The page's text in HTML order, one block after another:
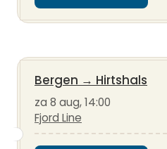
Bergen → Hirtshals
za 8 aug, 14:00
Fjord Line